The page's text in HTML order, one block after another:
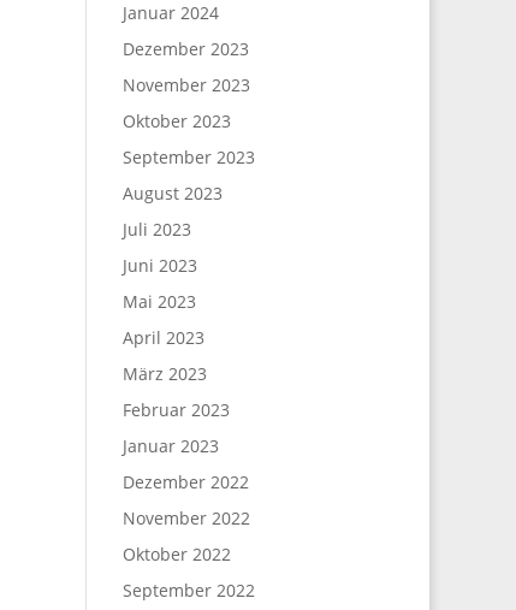
Januar 2024
Dezember 2023
November 2023
Oktober 2023
September 2023
August 2023
Juli 2023
Juni 2023
Mai 2023
April 2023
März 2023
Februar 2023
Januar 2023
Dezember 2022
November 2022
Oktober 2022
September 2022